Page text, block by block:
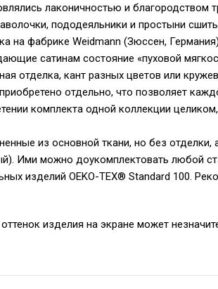
лаконичностью и благородством
пододеяльники и простыни
на фабрике Weidmann (Зюссен,
сатинам состояние «пуховой
отделка, кант разных цветов или
отдельно, что позволяет
комплекта одной коллекции
из основной ткани, но без
Ими можно доукомплектовать любой
изделий OEKO-TEX® Standard 100.
изделия на экране может